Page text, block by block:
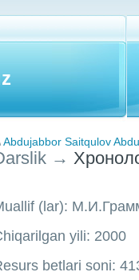
Abdujabbor Saitqulov
→
(lar):
yili: 2000
betlari soni: